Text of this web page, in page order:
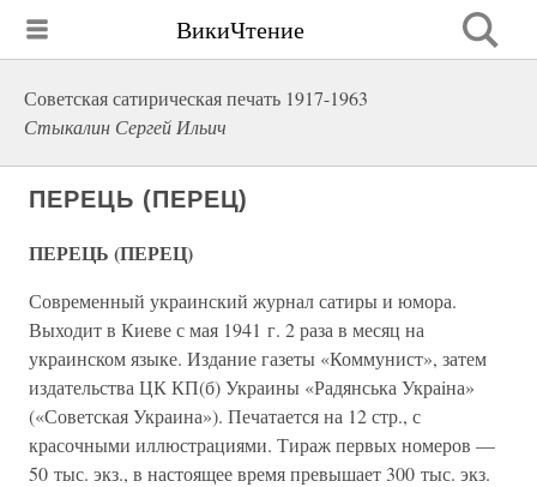
ВикиЧтение
Советская сатирическая печать 1917-1963
Стыкалин Сергей Ильич
ПЕРЕЦЬ (ПЕРЕЦ)
ПЕРЕЦЬ (ПЕРЕЦ)
Современный украинский журнал сатиры и юмора.
Выходит в Киеве с мая 1941 г. 2 раза в месяц на
украинском языке. Издание газеты «Коммунист», затем
издательства ЦК КП(б) Украины «Радянська Украiна»
(«Советская Украина»). Печатается на 12 стр., с
красочными иллюстрациями. Тираж первых номеров —
50 тыс. экз., в настоящее время превышает 300 тыс. экз.